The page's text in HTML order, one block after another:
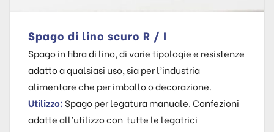
Spago di lino scuro R / I
Spago in fibra di lino, di varie tipologie e resistenze
adatto a qualsiasi uso, sia per l’industria
alimentare che per imballo o decorazione.
Utilizzo: Spago per legatura manuale. Confezioni
adatte all’utilizzo con tutte le legatrici